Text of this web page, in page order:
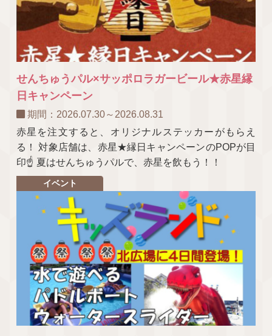
せんちゅうパル×サッポロラガービール★赤星縁
日キャンペーン
期間：2026.07.30～2026.08.31
赤星を注文すると、オリジナルステッカーがもらえ
る！ 対象店舗は、赤星★縁日キャンペーンのPOPが目
印☝ 夏はせんちゅうパルで、赤星を飲もう！！
イベント